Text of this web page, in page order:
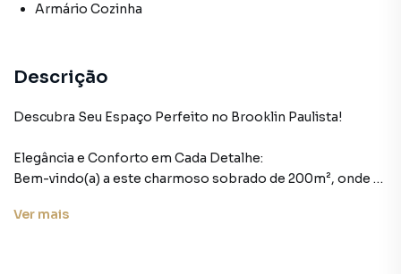
Armário Cozinha
Descrição
Descubra Seu Espaço Perfeito no Brooklin Paulista!
Elegância e Conforto em Cada Detalhe:
Bem-vindo(a) a este charmoso sobrado de 200m², onde a
ambiente perfeito para uma vida sofisticada. Com três
Ver mais